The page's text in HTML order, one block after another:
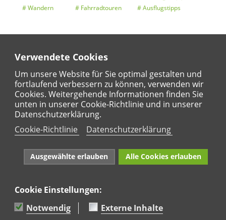
Verwendete Cookies
Um unsere Website für Sie optimal gestalten und
fortlaufend verbessern zu können, verwenden wir
Cookies. Weitergehende Informationen finden Sie
unten in unserer Cookie-Richtlinie und in unserer
Datenschutzerklärung.
Cookie-Richtlinie
Datenschutzerklärung
Ausgewählte erlauben Alle Cookies erlauben
Cookie Einstellungen:
Notwendig
Externe Inhalte
Wandern Fahrradtouren Ausflugstipps
Entdeckertouren Ansichten
Regional
Karte
Naturpark Rhein-Westerwald e.V. · Marktstraße 88·
56564 Neuwied · Tel: 02631 95 66 036